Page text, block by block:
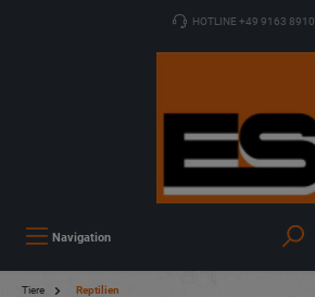
HOTLINE +49 9163 8910
Navigation
Tiere Reptilien